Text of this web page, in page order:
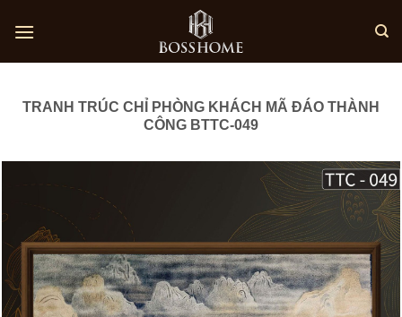
TRANH TRÚC CHỈ PHÒNG KHÁCH MÃ ĐÁO THÀNH
CÔNG BTTC-049